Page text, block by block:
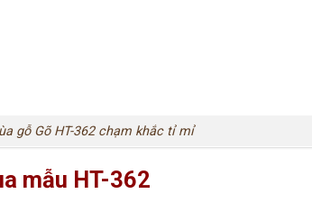
gỗ Gõ HT-362 chạm khắc tỉ mỉ
mẫu HT-362